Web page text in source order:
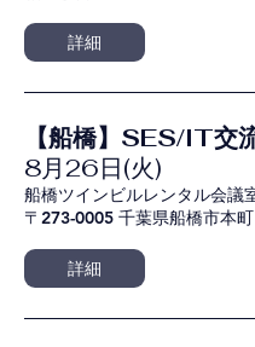
詳細
【船橋】SES/IT交
8月26日(火)
船橋ツインビルレンタル会議
〒273-0005 千葉県船橋市本
詳細